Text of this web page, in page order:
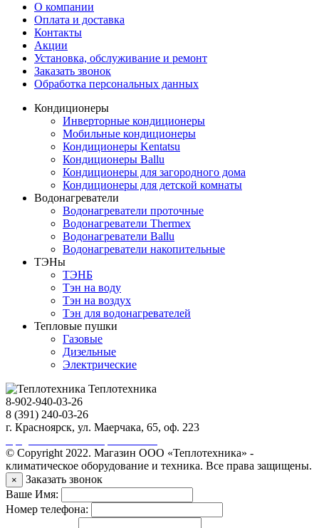
О компании
Оплата и доставка
Контакты
Акции
Установка, обслуживание и ремонт
Заказать звонок
Обработка персональных данных
Кондиционеры
Инверторные кондиционеры
Мобильные кондиционеры
Кондиционеры Kentatsu
Кондиционеры Ballu
Кондиционеры для загородного дома
Кондиционеры для детской комнаты
Водонагреватели
Водонагреватели проточные
Водонагреватели Thermex
Водонагреватели Ballu
Водонагреватели накопительные
ТЭНы
ТЭНБ
Тэн на воду
Тэн на воздух
Тэн для водонагревателей
Тепловые пушки
Газовые
Дизельные
Электрические
Теплотехника
8-902-940-03-26
8 (391) 240-03-26
г. Красноярск, ул. Маерчака, 65, оф. 223
© Copyright 2022. Магазин ООО «Теплотехника» -
климатическое оборудование и техника. Все права защищены.
×
Заказать звонок
Ваше Имя:
Номер телефона: